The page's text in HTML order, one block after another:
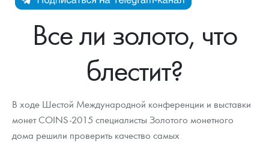
Каталог Монет
Инвестиционные монеты
Монеты Россия и СССР
Памятные и старинные монеты
Монеты Царской России
Монеты стран мира после 1950г
Георгий Победоносец
Золотой червонец Сеятель
Инфо
Как сделать заказ
Гарантии
Выкуп монет
Доставка
Информация
Распродажа монет и жетонов
Аналитика и события
Итоги 2025 года. Прогноз курсов золота, серебра, платины на
Cтатьи
Котировки
Курс золота и серебра
Контакты
Все ли золото, что
блестит?
В ходе Шестой Международной конференции и выставки
монет COINS-2015 специалисты Золотого монетного
дома решили проверить качество самых